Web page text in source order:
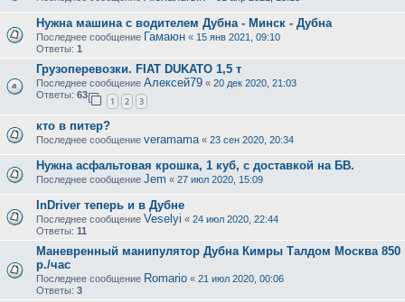
Нужна машина с водителем Дубна - Минск - Дубна
Последнее сообщение Гамаюн « 15 янв 2021, 09:10
Ответы: 1
Грузоперевозки. FIAT DUKATO 1,5 т
Последнее сообщение Алексей79 « 20 дек 2020, 21:03
Ответы: 63
1 2 3
кто в питер?
Последнее сообщение veramama « 23 сен 2020, 20:34
Нужна асфальтовая крошка, 1 куб, с доставкой на БВ.
Последнее сообщение Jem « 27 июл 2020, 15:09
InDriver теперь и в Дубне
Последнее сообщение Veselyi « 24 июл 2020, 22:44
Ответы: 11
Маневренный манипулятор Дубна Кимры Талдом Москва 850
р./час
Последнее сообщение Romario « 21 июл 2020, 00:06
Ответы: 3